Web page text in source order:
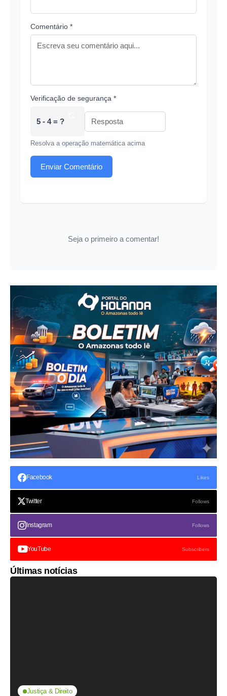
Comentário *
Verificação de segurança *
5 - 4 = ?
Resolva a operação matemática acima
Enviar Comentário
Seja o primeiro a comentar!
Facebook Likes
Twitter Follows
Instagram Follows
YouTube Subscribers
Últimas notícias
Justiça & Direito